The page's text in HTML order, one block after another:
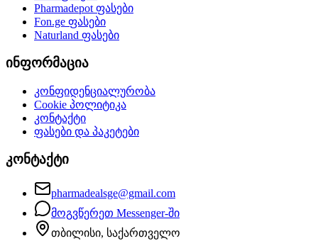
Pharmadepotფასები
Fon.ge ფასები
Naturland ფასები
ინფორმაცია
კონფიდენციალურობა
Cookie პოლიტიკა
კონტაქტი
ფასები და პაკეტები
კონტაქტი
pharmadealsge@gmail.com
მოგვწერეთ Messenger-ში
თბილისი, საქართველო